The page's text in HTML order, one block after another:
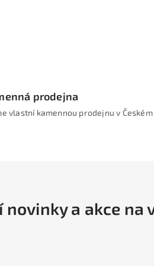
prodejna
vlastní kamennou prodejnu v Českém
a akce na